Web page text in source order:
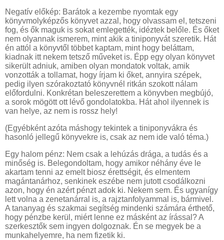
Negatív előkép: Barátok a kezembe nyomtak egy
könyvmolyképzős könyvet azzal, hogy olvassam el, tetszeni
fog, és ők maguk is sokat emlegették, idéztek belőle. És őket
nem olyannak ismerem, mint akik a tiniponyvát szeretik. Hát
én attól a könyvtől többet kaptam, mint hogy beláttam,
kiadnak itt nekem tetsző műveket is. Épp egy olyan könyvet
sikerült adniuk, amiben olyan mondatok voltak, amik
vonzották a tollamat, hogy írjam ki őket, annyira szépek,
pedig ilyen szórakoztató könyvnél ritkán szokott nálam
előfordulni. Konkrétan beleszerettem a könyvben megbújó,
a sorok mögött ott lévő gondolatokba. Hát ahol ilyennek is
van helye, az nem is rossz hely!
(Egyébként azóta máshogy tekintek a tiniponyvákra és
hasonló jellegű könyvekre is, csak az nem ide való téma.)
Egy halom pénz: Nem csak a lehúzás drága, a tudás és a
minőség is. Belegondoltam, hogy amikor néhány éve le
akartam tenni az emelt biosz érettségit, és elmentem
magántanárhoz, senkinek eszébe nem jutott csodálkozni
azon, hogy én azért pénzt adok ki. Nekem sem. És ugyanígy
lett volna a zenetanárral is, a rajztanfolyammal is, bármivel.
A tananyag és szakmai segítség mindenki számára érthető,
hogy pénzbe kerül, miért lenne ez másként az írással? A
szerkesztők sem ingyen dolgoznak. Én se megyek be a
munkahelyemre, ha nem fizetik ki.